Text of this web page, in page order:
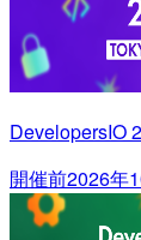
DevelopersIO
開催前2026年